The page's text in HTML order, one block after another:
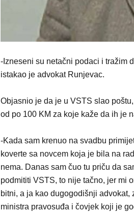
-Izneseni su netačni podaci i tražim
istakao je advokat Runjevac.
Objasnio je da je u VSTS slao
od po 100 KM za koje kaže da ih je
-Kada sam krenuo na svadbu
koverte sa novcem koja je bila na
nema. Danas sam čuo tu priču da
podmititi VSTS, to nije tačno, jer mi
bitni, a ja kao dugogodišnji advokat,
ministra pravosuđa i čovjek koji je